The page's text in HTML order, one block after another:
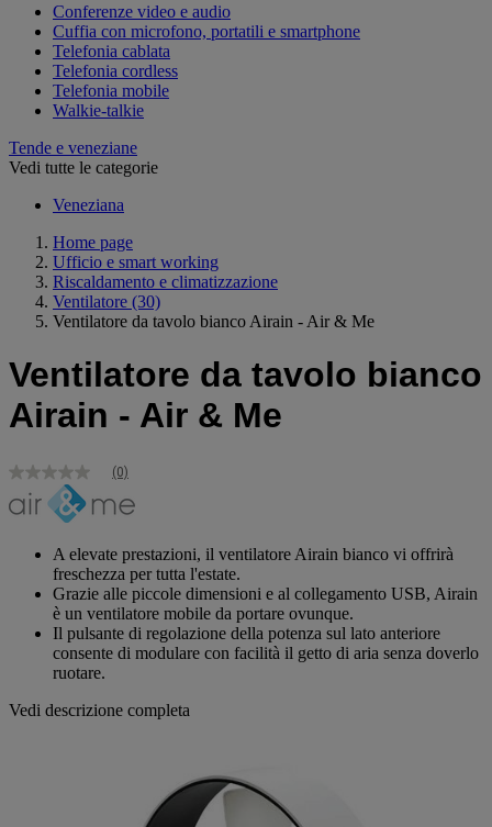
Conferenze video e audio
Cuffia con microfono, portatili e smartphone
Telefonia cablata
Telefonia cordless
Telefonia mobile
Walkie-talkie
Tende e veneziane
Vedi tutte le categorie
Veneziana
Home page
Ufficio e smart working
Riscaldamento e climatizzazione
Ventilatore (30)
Ventilatore da tavolo bianco Airain - Air & Me
Ventilatore da tavolo bianco
Airain - Air & Me
Nessuna
valutazione
Stesso
pagina.
(0)
A elevate prestazioni, il ventilatore Airain bianco vi offrirà
freschezza per tutta l'estate.
Grazie alle piccole dimensioni e al collegamento USB, Airain
è un ventilatore mobile da portare ovunque.
Il pulsante di regolazione della potenza sul lato anteriore
consente di modulare con facilità il getto di aria senza doverlo
ruotare.
Vedi descrizione completa